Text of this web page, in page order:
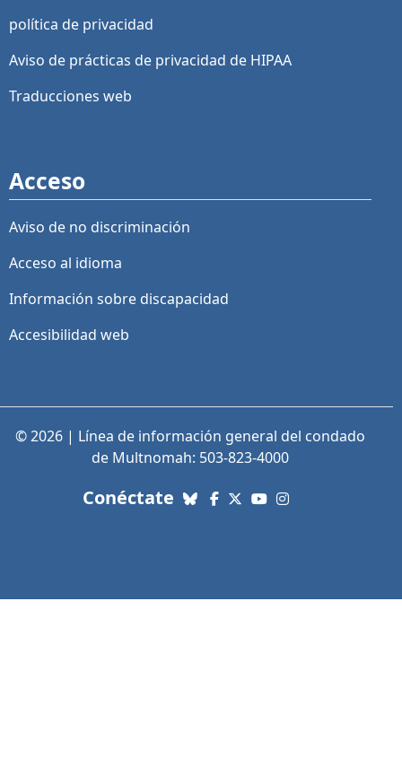
política de privacidad
Aviso de prácticas de privacidad de HIPAA
Traducciones web
Acceso
Aviso de no discriminación
Acceso al idioma
Información sobre discapacidad
Accesibilidad web
© 2026 | Línea de información general del condado
de Multnomah: 503-823-4000
Conéctate con nosotros. Enlaces a
Bluesky
Facebook
X (Twitter)
YouTube
Instagram